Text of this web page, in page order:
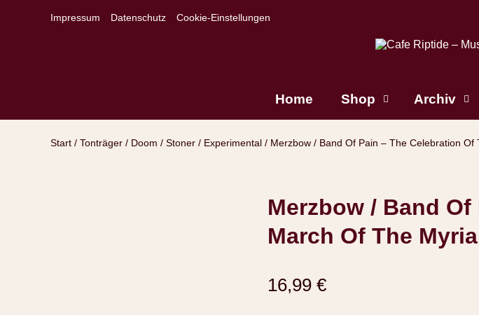
Home Shop Archiv
Impressum Datenschutz
Cookie-Einstellungen
Start / Tonträger / Doom / Stoner / Experimental / Merzbow / Band Of Pain – The Celebration
Merzbow / Band
March Of The
16,99 €